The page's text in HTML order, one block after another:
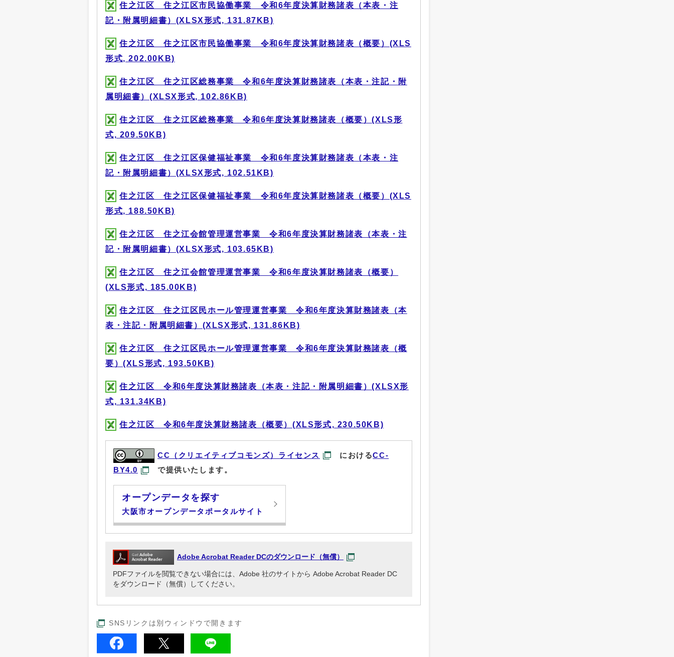
住之江区 住之江区市民協働事業 令和6年度決算財務諸表（本表・注
記・附属明細書）(XLSX形式, 131.87KB)
住之江区 住之江区市民協働事業 令和6年度決算財務諸表（概要）(XLS
形式, 202.00KB)
住之江区 住之江区総務事業 令和6年度決算財務諸表（本表・注記・附
属明細書）(XLSX形式, 102.86KB)
住之江区 住之江区総務事業 令和6年度決算財務諸表（概要）(XLS形
式, 209.50KB)
住之江区 住之江区保健福祉事業 令和6年度決算財務諸表（本表・注
記・附属明細書）(XLSX形式, 102.51KB)
住之江区 住之江区保健福祉事業 令和6年度決算財務諸表（概要）(XLS
形式, 188.50KB)
住之江区 住之江会館管理運営事業 令和6年度決算財務諸表（本表・注
記・附属明細書）(XLSX形式, 103.65KB)
住之江区 住之江会館管理運営事業 令和6年度決算財務諸表（概要）
(XLS形式, 185.00KB)
住之江区 住之江区民ホール管理運営事業 令和6年度決算財務諸表（本
表・注記・附属明細書）(XLSX形式, 131.86KB)
住之江区 住之江区民ホール管理運営事業 令和6年度決算財務諸表（概
要）(XLS形式, 193.50KB)
住之江区 令和6年度決算財務諸表（本表・注記・附属明細書）(XLSX形
式, 131.34KB)
住之江区 令和6年度決算財務諸表（概要）(XLS形式, 230.50KB)
CC（クリエイティブコモンズ）ライセンス におけるCC-
BY4.0
で提供いたします。
オープンデータを探す
大阪市オープンデータポータルサイト
Adobe Acrobat Reader DCのダウンロード（無償）
PDFファイルを閲覧できない場合には、Adobe 社のサイトから Adobe Acrobat Reader DC
をダウンロード（無償）してください。
SNSリンクは別ウィンドウで開きます